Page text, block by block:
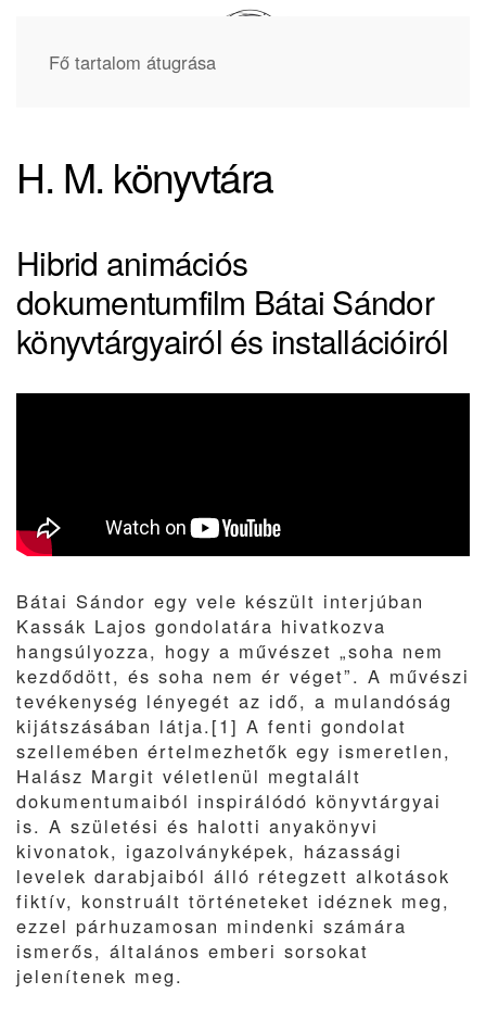
Fő tartalom átugrása
H. M. könyvtára
Hibrid animációs
dokumentumfilm Bátai Sándor
könyvtárgyairól és installációiról
Bátai Sándor egy vele készült interjúban
Kassák Lajos gondolatára hivatkozva
hangsúlyozza, hogy a művészet „soha nem
kezdődött, és soha nem ér véget”. A művészi
tevékenység lényegét az idő, a mulandóság
kijátszásában látja.[1] A fenti gondolat
szellemében értelmezhetők egy ismeretlen,
Halász Margit véletlenül megtalált
dokumentumaiból inspirálódó könyvtárgyai
is. A születési és halotti anyakönyvi
kivonatok, igazolványképek, házassági
levelek darabjaiból álló rétegzett alkotások
fiktív, konstruált történeteket idéznek meg,
ezzel párhuzamosan mindenki számára
ismerős, általános emberi sorsokat
jelenítenek meg.